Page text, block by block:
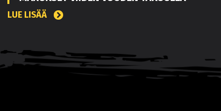
LUE LISÄÄ